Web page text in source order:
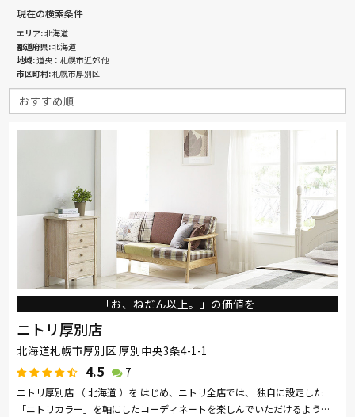
現在の検索条件
エリア 北海道
都道府県 北海道
地域 道央：札幌市近郊 他
市区町村 札幌市厚別区
「お、ねだん以上。」の価値を
ニトリ厚別店
北海道札幌市厚別区 厚別中央3条4-1-1
4.5 7
ニトリ厚別店 （ 北海道 ）を はじめ、ニトリ全店では、 独自に設定した
「ニトリカラー」を軸にしたコーディネートを楽しんでいただけるよう、